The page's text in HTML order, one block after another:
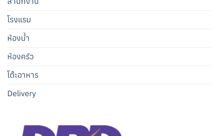
โรงแรม
ห้องน้ำ
ห้องครัว
โต๊ะอาหาร
Delivery